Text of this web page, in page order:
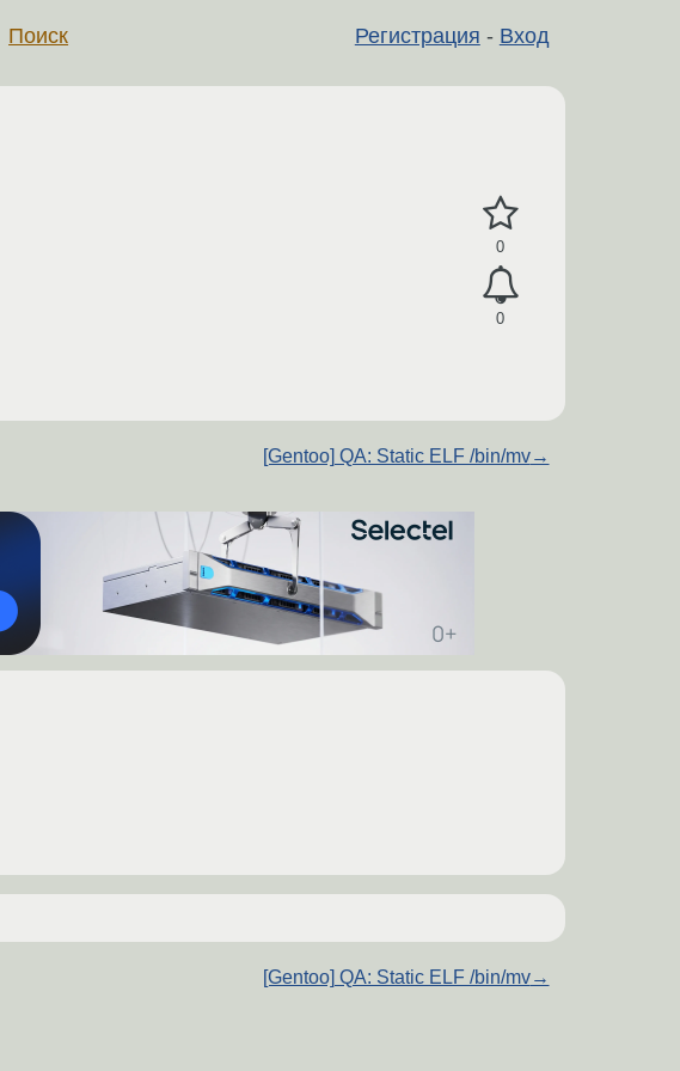
Регистрация - Вход
Поиск
0
0
[Gentoo] QA: Static ELF /bin/mv→
[Gentoo] QA: Static ELF /bin/mv→